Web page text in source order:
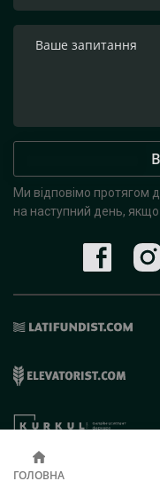
Ми відповімо протягом
на наступний день,
© 2019 - 2026
ГОЛОВНА